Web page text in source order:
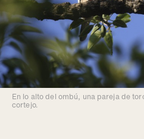
En lo alto del ombú, una pareja de
cortejo.